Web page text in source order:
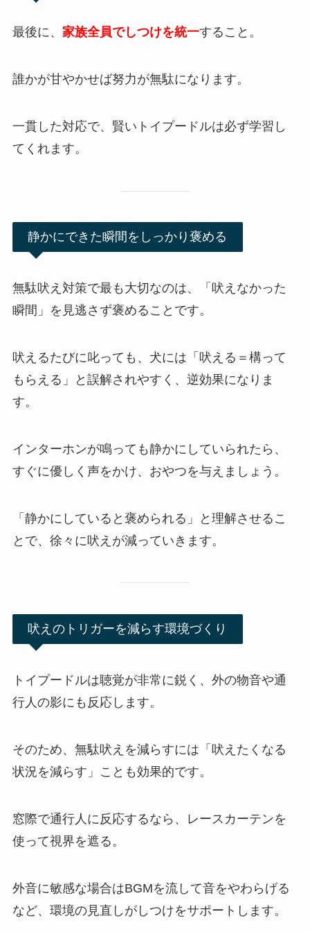
最後に、 家族全員でしつけを統一すること。
誰かが甘やかせば努力が無駄になります。
一貫した対応で、賢いトイプードルは必ず学習し
てくれます。
静かにできた瞬間をしっかり褒める
無駄吠え対策で最も大切なのは、「吠えなかった
瞬間」を見逃さず褒めることです。
吠えるたびに叱っても、犬には「吠える＝構って
もらえる」と誤解されやすく、逆効果になりま
す。
インターホンが鳴っても静かにしていられたら、
すぐに優しく声をかけ、おやつを与えましょう。
「静かにしていると褒められる」と理解させるこ
とで、徐々に吠えが減っていきます。
吠えのトリガーを減らす環境づくり
トイプードルは聴覚が非常に鋭く、外の物音や通
行人の影にも反応します。
そのため、無駄吠えを減らすには「吠えたくなる
状況を減らす」ことも効果的です。
窓際で通行人に反応するなら、レースカーテンを
使って視界を遮る。
外音に敏感な場合はBGMを流して音をやわらげる
など、環境の見直しがしつけをサポートします。